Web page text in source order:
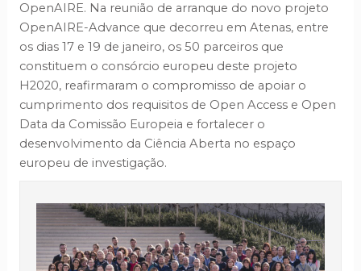
OpenAIRE. Na reunião de arranque do novo projeto
OpenAIRE-Advance que decorreu em Atenas, entre
os dias 17 e 19 de janeiro, os 50 parceiros que
constituem o consórcio europeu deste projeto
H2020, reafirmaram o compromisso de apoiar o
cumprimento dos requisitos de Open Access e Open
Data da Comissão Europeia e fortalecer o
desenvolvimento da Ciência Aberta no espaço
europeu de investigação.